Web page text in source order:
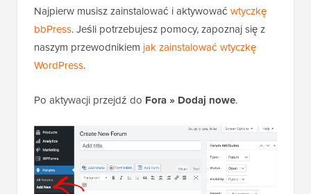
Najpierw musisz zainstalować i aktywować wtyczkę
bbPress. Jeśli potrzebujesz pomocy, zapoznaj się z
naszym przewodnikiem jak zainstalować wtyczkę
WordPress.
Po aktywacji przejdź do Fora » Dodaj nowe.